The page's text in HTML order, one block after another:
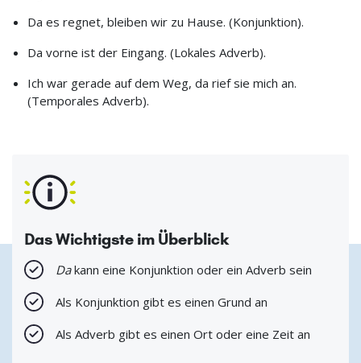
Da es regnet, bleiben wir zu Hause. (Konjunktion).
Da vorne ist der Eingang. (Lokales Adverb).
Ich war gerade auf dem Weg, da rief sie mich an.
(Temporales Adverb).
Das Wichtigste im Überblick
Dakann eine Konjunktion oder ein Adverb sein
Als Konjunktion gibt es einen Grund an
Als Adverb gibt es einen Ort oder eine Zeit an